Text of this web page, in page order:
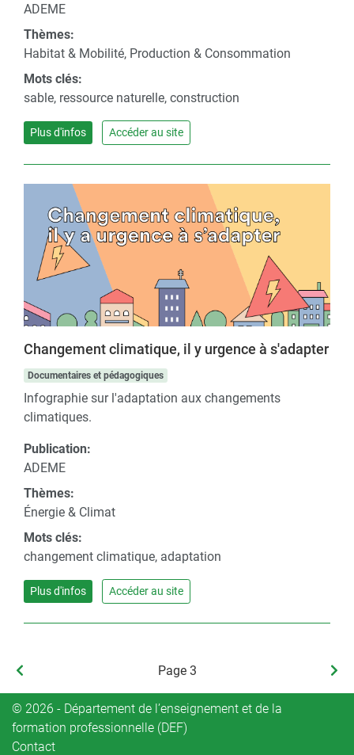
ADEME
Thèmes:
Habitat & Mobilité, Production & Consommation
Mots clés:
sable, ressource naturelle, construction
Plus d'infos Accéder au site
Changement climatique, il y urgence à s'adapter
Documentaires et pédagogiques
Infographie sur l'adaptation aux changements
climatiques.
Publication:
ADEME
Thèmes:
Énergie & Climat
Mots clés:
changement climatique, adaptation
Plus d'infos Accéder au site
Pagination
Page
précédente
Page 3
Page
© 2026 - Département de l’enseignement et de la
formation professionnelle (DEF)
Contact